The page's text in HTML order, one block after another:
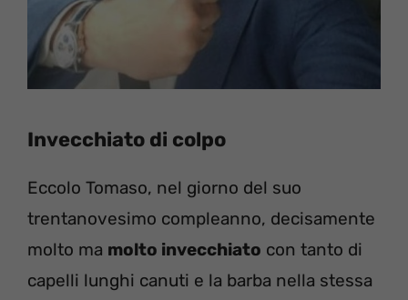
Invecchiato di colpo
Eccolo Tomaso, nel giorno del suo
trentanovesimo compleanno, decisamente
molto ma molto invecchiato con tanto di
capelli lunghi canuti e la barba nella stessa